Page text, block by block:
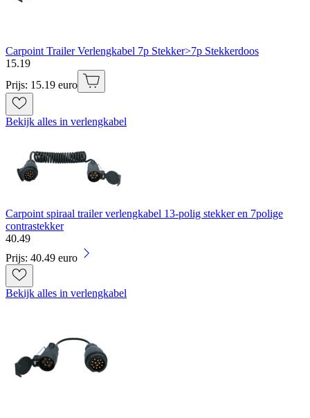
Carpoint Trailer Verlengkabel 7p Stekker>7p Stekkerdoos
15.19
Prijs: 15.19 euro
Bekijk alles in verlengkabel
Carpoint spiraal trailer verlengkabel 13-polig stekker en 7polige
contrastekker
40.49
Prijs: 40.49 euro
Bekijk alles in verlengkabel